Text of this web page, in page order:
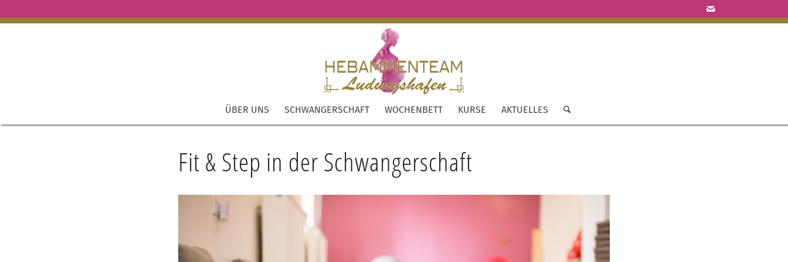
ÜBER UNS SCHWANGERSCHAFT WOCHENBETT KURSE AKTUELLES
Fit & Step in der Schwangerschaft